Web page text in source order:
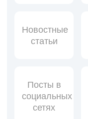
Новостные
статьи
Посты в
социальных
сетях